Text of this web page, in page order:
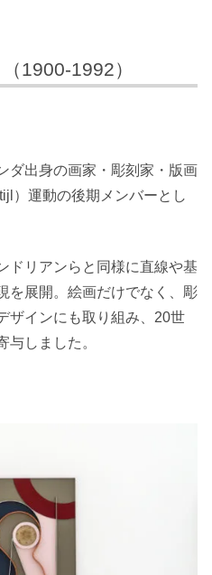
1900-1992）
ダ出身の画家・彫刻家・版画
）運動の後期メンバーとし
ドリアンらと同様に直線や基
を展開。絵画だけでなく、彫
ザインにも取り組み、20世
与しました。